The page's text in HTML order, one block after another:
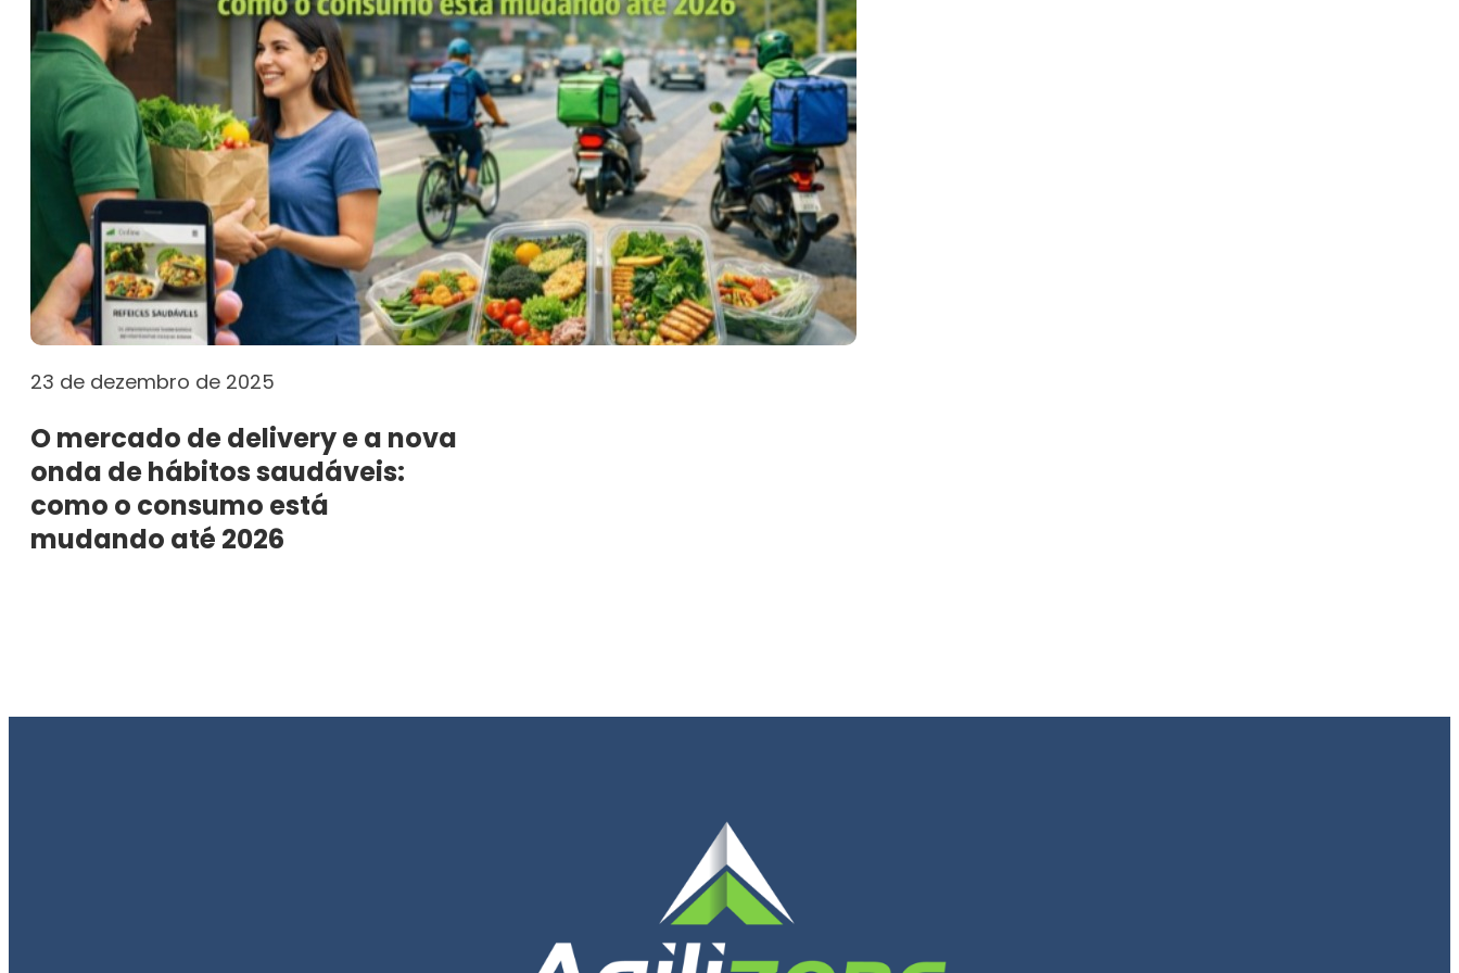
23 de dezembro de 2025
O mercado de delivery e a nova
onda de hábitos saudáveis:
como o consumo está
mudando até 2026